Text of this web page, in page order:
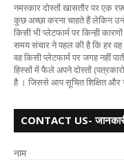
नमस्कार दोस्तों खासतौर पर एक
कुछ अच्छा करना चाहते हैं लेकिन
किसी भी प्लेटफार्म पर किन्ही
समय संचार ने पहल की है कि हर
वह किसी प्लेटफार्म पर जगह नहीं
हिस्सों में फैले अपने दोस्तों
है । जिससे आप सूचित शिक्षित
CONTACT US-
नाम